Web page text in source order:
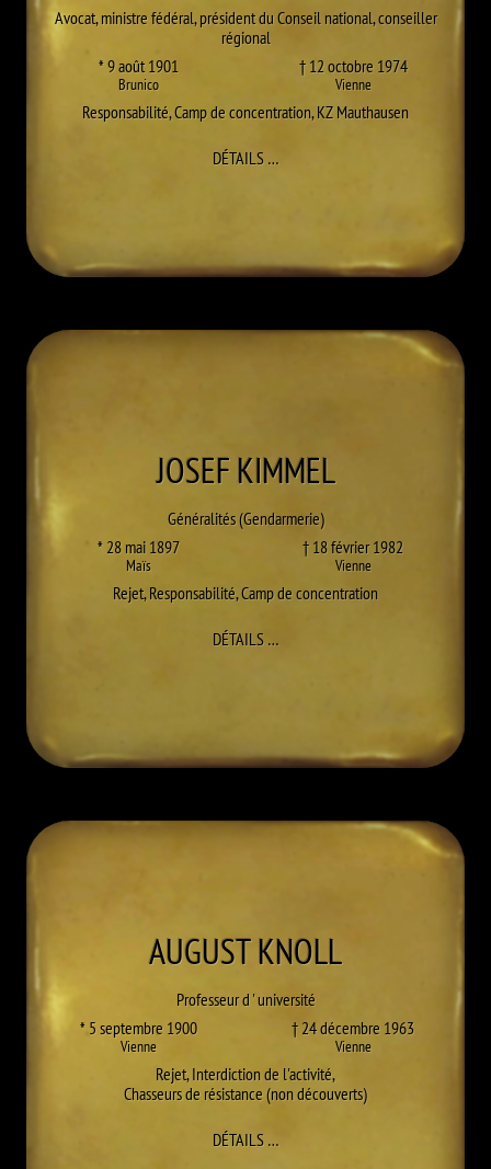
Avocat, ministre fédéral, président du Conseil national, conseiller
régional
* 9 août 1901
Brunico
† 12 octobre 1974
Vienne
Responsabilité,Camp de concentration,KZ Mauthausen
DÉTAILS…À FELIX HURDES
JOSEFKIMMEL
Généralités (Gendarmerie)
* 28 mai 1897
Maïs
† 18 février 1982
Vienne
Rejet,Responsabilité,Camp de concentration
DÉTAILS…À JOSEF KIMMEL
AUGUSTKNOLL
Professeur d ' université
* 5 septembre 1900
Vienne
† 24 décembre 1963
Vienne
Rejet,Interdiction de l'activité,
Chasseurs de résistance (non découverts)
DÉTAILS…À AUGUST KNOLL